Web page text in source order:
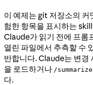
이 예제는 git 저장소의 커
험한 항목을 표시하는
Claude가 읽기 전에 프롬
열린 파일에서 추측할 수
반합니다. Claude는 변경
을 로드하거나 /
다.